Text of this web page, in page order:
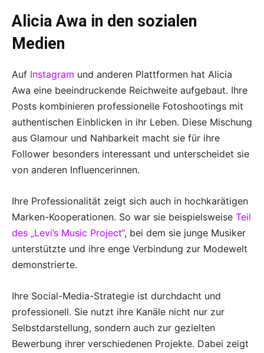
Alicia Awa in den sozialen
Medien
Auf Instagram und anderen Plattformen hat Alicia
Awa eine beeindruckende Reichweite aufgebaut. Ihre
Posts kombinieren professionelle Fotoshootings mit
authentischen Einblicken in ihr Leben. Diese Mischung
aus Glamour und Nahbarkeit macht sie für ihre
Follower besonders interessant und unterscheidet sie
von anderen Influencerinnen.
Ihre Professionalität zeigt sich auch in hochkarätigen
Marken-Kooperationen. So war sie beispielsweise Teil
des „Levi’s Music Project“, bei dem sie junge Musiker
unterstützte und ihre enge Verbindung zur Modewelt
demonstrierte.
Ihre Social-Media-Strategie ist durchdacht und
professionell. Sie nutzt ihre Kanäle nicht nur zur
Selbstdarstellung, sondern auch zur gezielten
Bewerbung ihrer verschiedenen Projekte. Dabei zeigt